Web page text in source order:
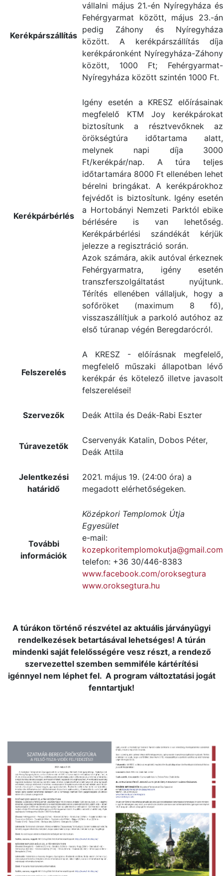
Kerékpárszállítás
vállalni május 21.-én Nyíregyháza és
Fehérgyarmat között, május 23.-án
pedig Záhony és Nyíregyháza
között. A kerékpárszállítás díja
kerékpáronként Nyíregyháza-Záhony
között, 1000 Ft; Fehérgyarmat-
Nyíregyháza között szintén 1000 Ft.
Kerékpárbérlés
Igény esetén a KRESZ előírásainak
megfelelő KTM Joy kerékpárokat
biztosítunk a résztvevőknek az
örökségtúra időtartama alatt,
melynek napi díja 3000
Ft/kerékpár/nap. A túra teljes
időtartamára 8000 Ft ellenében lehet
bérelni bringákat. A kerékpárokhoz
fejvédőt is biztosítunk. Igény esetén
a Hortobányi Nemzeti Parktól ebike
bérlésére is van lehetőség.
Kerékpárbérlési szándékát kérjük
jelezze a regisztráció során.
Azok számára, akik autóval érkeznek
Fehérgyarmatra, igény esetén
transzferszolgáltatást nyújtunk.
Térítés ellenében vállaljuk, hogy a
sofőröket (maximum 8 fő),
visszaszállítjuk a parkoló autóhoz az
első túranap végén Beregdarócról.
Felszerelés
A KRESZ - előírásnak megfelelő,
megfelelő műszaki állapotban lévő
kerékpár és kötelező illetve javasolt
felszerelései!
Szervezők Deák Attila és Deák-Rabi Eszter
Túravezetők
Cservenyák Katalin, Dobos Péter,
Deák Attila
Jelentkezési
határidő
2021. május 19. (24:00 óra) a
megadott elérhetőségeken.
További
információk
Középkori Templomok Útja
Egyesület
e-mail:
kozepkoritemplomokutja@gmail.com
telefon: +36 30/446-8383
www.facebook.com/oroksegtura
www.oroksegtura.hu
A túrákon történő részvétel az aktuális járványügyi
rendelkezések betartásával lehetséges! A túrán
mindenki saját felelősségére vesz részt, a rendező
szervezettel szemben semmiféle kártérítési
igénnyel nem léphet fel. A program változtatási jogát
fenntartjuk!